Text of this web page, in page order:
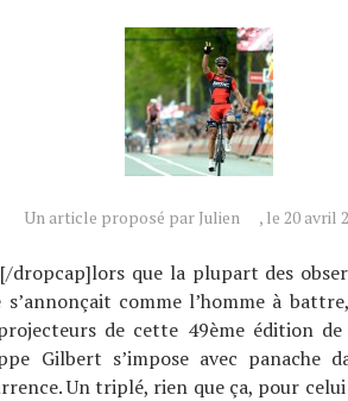
Un article proposé par Julien , le 20 avril
dropcap]lors que la plupart des
comme l’homme à
de cette 49ème édition de
Gilbert s’impose avec panache
Un triplé, rien que ça, pour celui